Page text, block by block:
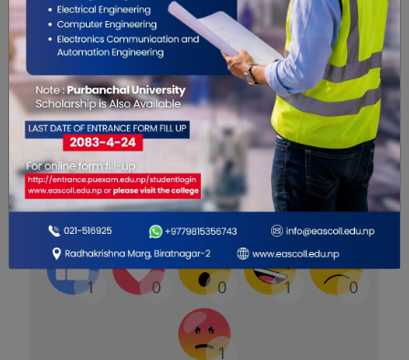
यो खबर पढेर तपाईलाई कस्तो महसुस
भयो ?
1 0 0 1 0
1